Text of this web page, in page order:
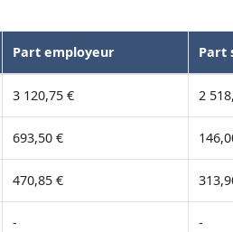
Part employeur Part
3 120,75 € 2
693,50 €
470,85 €
- -